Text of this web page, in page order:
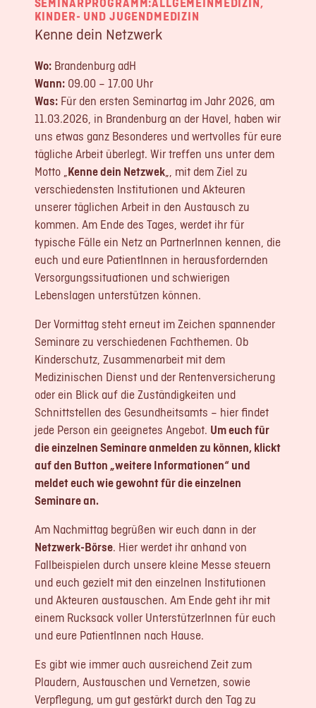
LOGIN
REGISTRIERUNG
Impressum
Datenschutz
KINDER- UND JUGENDMEDIZIN
Kenne dein Netzwerk
Wo:Brandenburg adH
Wann:09.00 – 17.00 Uhr
Was:Für den ersten Seminartag im Jahr 2026, am
11.03.2026, in Brandenburg an der Havel, haben wir
uns etwas ganz Besonderes und wertvolles für eure
tägliche Arbeit überlegt. Wir treffen uns unter dem
Motto „Kenne dein Netzwek„, mit dem Ziel zu
verschiedensten Institutionen und Akteuren
unserer täglichen Arbeit in den Austausch zu
kommen. Am Ende des Tages, werdet ihr für
typische Fälle ein Netz an PartnerInnen kennen, die
euch und eure PatientInnen in herausfordernden
Versorgungssituationen und schwierigen
Lebenslagen unterstützen können.
Der Vormittag steht erneut im Zeichen spannender
Seminare zu verschiedenen Fachthemen. Ob
Kinderschutz, Zusammenarbeit mit dem
Medizinischen Dienst und der Rentenversicherung
oder ein Blick auf die Zuständigkeiten und
Schnittstellen des Gesundheitsamts – hier findet
jede Person ein geeignetes Angebot. Um euch für
die einzelnen Seminare anmelden zu können, klickt
auf den Button „weitere Informationen“ und
meldet euch wie gewohnt für die einzelnen
Seminare an.
Am Nachmittag begrüßen wir euch dann in der
Netzwerk-Börse. Hier werdet ihr anhand von
Fallbeispielen durch unsere kleine Messe steuern
und euch gezielt mit den einzelnen Institutionen
und Akteuren austauschen. Am Ende geht ihr mit
einem Rucksack voller UnterstützerInnen für euch
und eure PatientInnen nach Hause.
Es gibt wie immer auch ausreichend Zeit zum
Plaudern, Austauschen und Vernetzen, sowie
Verpflegung, um gut gestärkt durch den Tag zu